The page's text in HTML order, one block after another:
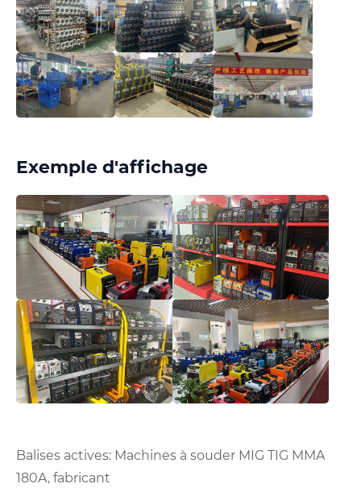
Exemple d'affichage
Balises actives: Machines à souder MIG TIG MMA
180A, fabricant